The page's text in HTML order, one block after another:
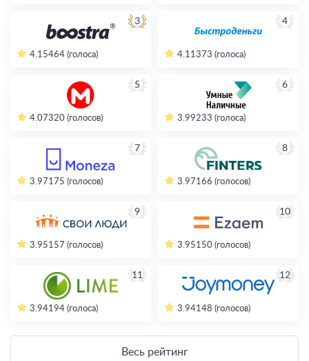
3
4.15464 (голоса)
4
4.11 373 (голоса)
5
4.07320 (голосов)
6
3.99233 (голоса)
7
3.97175 (голосов)
8
3.97166 (голосов)
9
3.95157 (голосов)
10
3.95150 (голосов)
11
3.94194 (голоса)
12
3.94148 (голосов)
Весь рейтинг